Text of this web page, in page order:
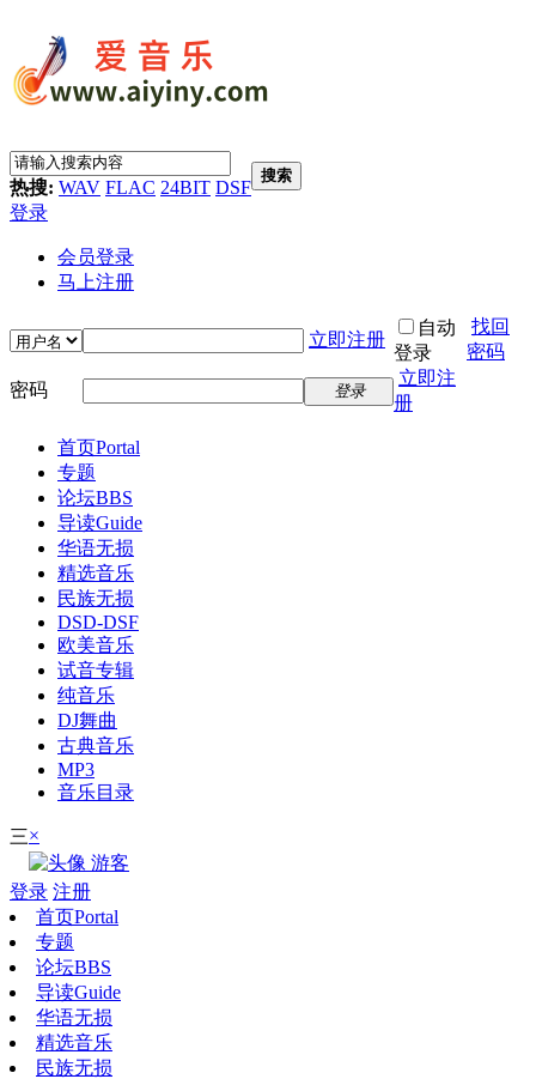
热搜: WAV FLAC 24BIT DSF
搜索
登录
会员登录
马上注册
立即注册
自动
登录
找回
密码
密码
登录
立即注
册
首页Portal
专题
论坛BBS
导读Guide
华语无损
精选音乐
民族无损
DSD-DSF
欧美音乐
试音专辑
纯音乐
DJ舞曲
古典音乐
MP3
音乐目录
三×
游客
登录 注册
首页Portal
专题
论坛BBS
导读Guide
华语无损
精选音乐
民族无损